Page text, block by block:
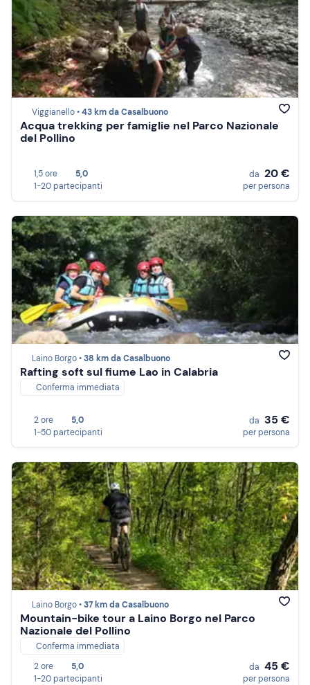
Viggianello •43 km da Casalbuono
Acqua trekking per famiglie nel Parco Nazionale
del Pollino
1,5 ore
5,0
1-20 partecipanti
da 20 €
per persona
Laino Borgo •38 km da Casalbuono
Rafting soft sul fiume Lao in Calabria
Conferma immediata
2 ore
5,0
1-50 partecipanti
da 35 €
per persona
Laino Borgo •37 km da Casalbuono
Mountain-bike tour a Laino Borgo nel Parco
Nazionale del Pollino
Conferma immediata
2 ore
5,0
1-20 partecipanti
da 45 €
per persona